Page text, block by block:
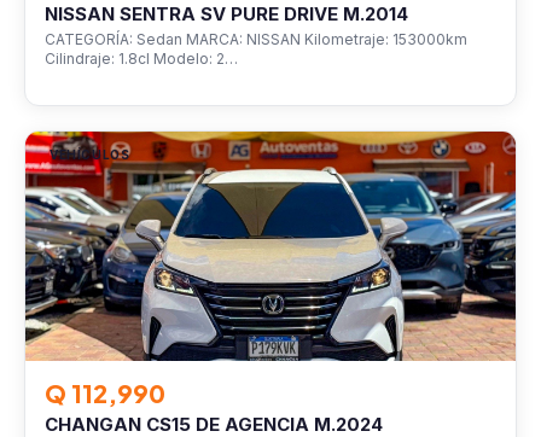
NISSAN SENTRA SV PURE DRIVE M.2014
CATEGORÍA: Sedan MARCA: NISSAN Kilometraje: 153000km
Cilindraje: 1.8cl Modelo: 2…
VEHÍCULOS
Q 112,990
CHANGAN CS15 DE AGENCIA M.2024